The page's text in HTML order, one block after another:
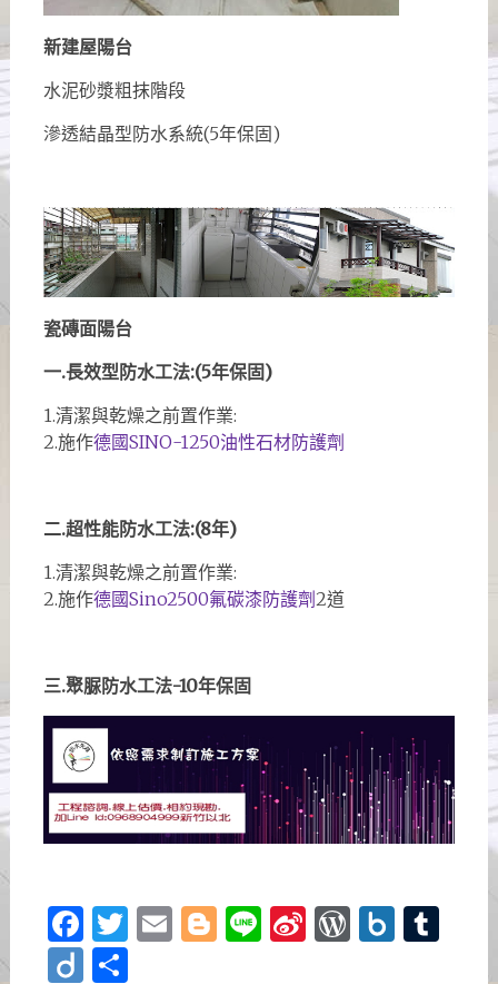
新建屋陽台
水泥砂漿粗抹階段
滲透結晶型防水系統(5年保固)
瓷磚面陽台
一.長效型防水工法:(5年保固)
1.清潔與乾燥之前置作業:
2.施作德國SINO-1250油性石材防護劑
二.超性能防水工法:(8年)
1.清潔與乾燥之前置作業:
2.施作德國Sino2500氟碳漆防護劑2道
三.聚脲防水工法-10年保固
Facebook
Twitter
Email
Blogger
LineSina
Diigo
分